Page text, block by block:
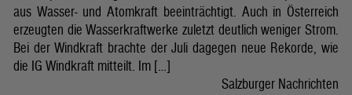
aus Wasser- und Atomkraft beeinträchtigt. Auch in Österreich
erzeugten die Wasserkraftwerke zuletzt deutlich weniger Strom.
Bei der Windkraft brachte der Juli dagegen neue Rekorde, wie
die IG Windkraft mitteilt. Im […]
Salzburger Nachrichten